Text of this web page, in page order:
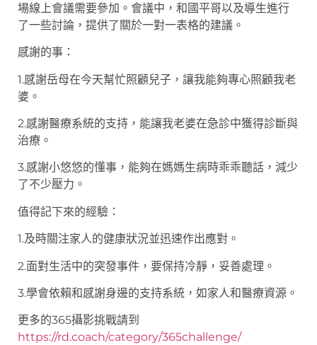
場線上會議需要參加。會議中，和國平哥以及導生進行
了一些討論，提供了關於一對一表格的建議。
感謝的事：
1.感謝岳母在今天幫忙照顧兒子，讓我能夠專心照顧我老
婆。
2.感謝醫療系統的支持，能讓我老婆在急診中獲得診斷與
治療。
3.感謝小悠悠的懂事，能夠在媽媽生病時乖乖聽話，減少
了不少壓力。
值得記下來的經驗：
1.及時關注家人的健康狀況並迅速作出應對。
2.面對生活中的突發事件，要保持冷靜，妥善處理。
3.學會依賴和感謝身邊的支持系統，如家人和醫療資源。
更多的365攝影挑戰請到
https://rd.coach/category/365challenge/